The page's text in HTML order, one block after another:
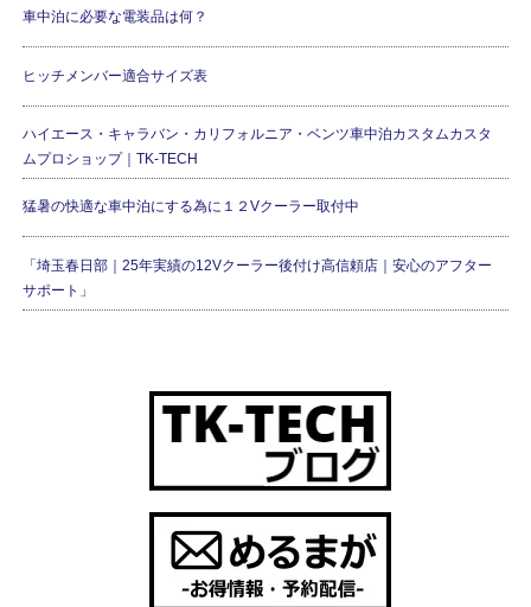
車中泊に必要な電装品は何？
ヒッチメンバー適合サイズ表
ハイエース・キャラバン・カリフォルニア・ベンツ車中泊カスタムカスタ
ムプロショップ｜TK-TECH
猛暑の快適な車中泊にする為に１２Vクーラー取付中
「埼玉春日部｜25年実績の12Vクーラー後付け高信頼店｜安心のアフター
サポート」